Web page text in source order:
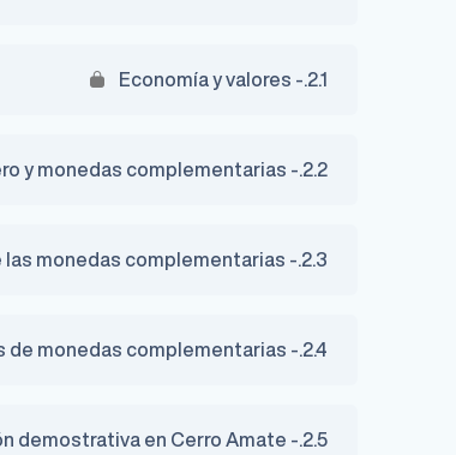
2.1.- Economía y valores
2.2.- Dinero y monedas complementarias
2.3.- Usos de las monedas complementarias
2.4.- Experiencias de monedas complementarias
2.5.- Acción demostrativa en Cerro Amate